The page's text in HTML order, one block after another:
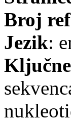
Broj
Jezik: